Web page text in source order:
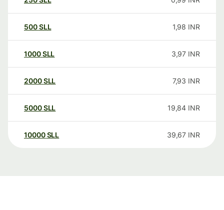
500SLL 1,98 INR
1000SLL 3,97 INR
2000SLL 7,93 INR
5000SLL 19,84 INR
10000 SLL 39,67 INR